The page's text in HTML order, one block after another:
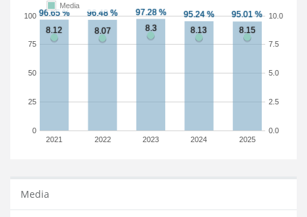
2021 2022 2023 2024 2025
0
25
50
75
100
0.0
2.5
5.0
7.5
10.0
Media
Media